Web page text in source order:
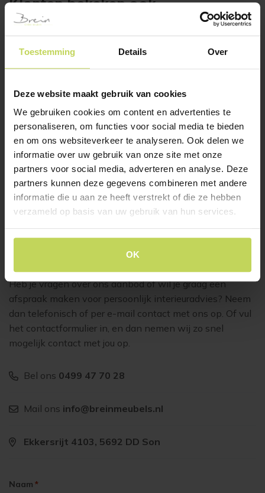
Toestemming Details Over
Deze website maakt gebruik van cookies
We gebruiken cookies om content en advertenties te
personaliseren, om functies voor social media te bieden
en om ons websiteverkeer te analyseren. Ook delen we
informatie over uw gebruik van onze site met onze
partners voor social media, adverteren en analyse. Deze
partners kunnen deze gegevens combineren met andere
informatie die u aan ze heeft verstrekt of die ze hebben
verzameld op basis van uw gebruik van hun services.
OK
Xooon highboard
CARVING 120cm, 2
deuren, castle black
XOOON
€ 1.199,-
Xooon dressoir
ARAMON 240cm
XOOON
1.299,-
Heb je vragen over ons aanbod of wil je graag een
afspraak maken voor persoonlijk interieuradvies? Neem
dan telefonisch of per e-mail contact met ons op. Of vul
het contactformulier in, en dan nemen wij zo snel
mogelijk contact met jou op.
Bel ons 0499 47 70 28
Mail ons info@breinmeubels.nl
Ekkersrijt 4103, 5692 DD Son
Naam *